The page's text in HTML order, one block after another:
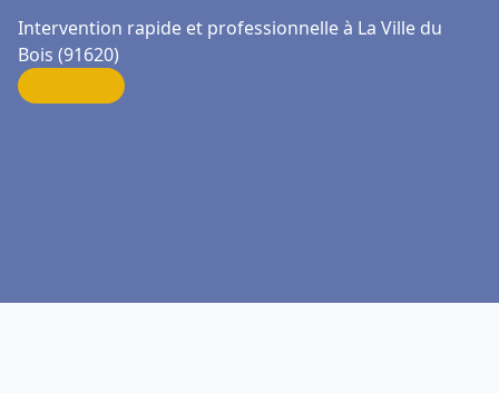
Intervention rapide et professionnelle à La Ville du
Bois (91620)